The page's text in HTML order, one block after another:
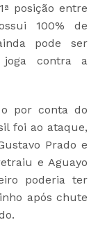
posição entre
100% de
pode ser
joga contra a
por conta do
foi ao ataque,
Prado e
e Aguayo
poderia ter
após chute